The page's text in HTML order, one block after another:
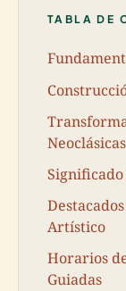
TABLA DE
Neoclásicas
Artístico
Horarios
Guiadas